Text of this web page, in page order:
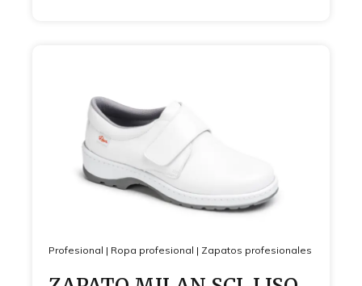
Profesional | Ropa profesional | Zapatos profesionales